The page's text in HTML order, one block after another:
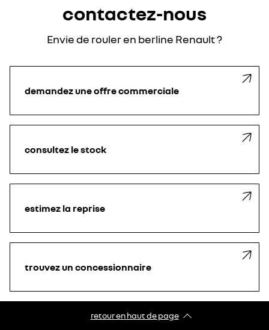
volume de coffre conséquent. Plus grandes et spacieuses que les
famille que celles-ci.
La citadine polyvalente, située entre la citadine et la berline,
carrosserie auto. La berline est un type de carrosserie qui tend à se
raréfier aujourd’hui, au profit desvoitures de ville (citadines) et des
La citadine polyvalente se situe entre la citadine et la berline. Plus
petite qu’une berline (même compacte), mais plus grande que la
citadine « classique », elle convient davantage que celle-ci aux
longs trajets sur route, tout en restant très pratique à conduire en
contactez-nous
Envie de rouler en berline Renault ?
demandez une offre commerciale
consultez le stock
estimez la reprise
trouvez un concessionnaire
retour en haut de page​